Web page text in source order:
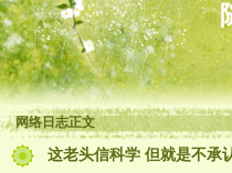
网络日志正文
这老头信科学 但就是不承